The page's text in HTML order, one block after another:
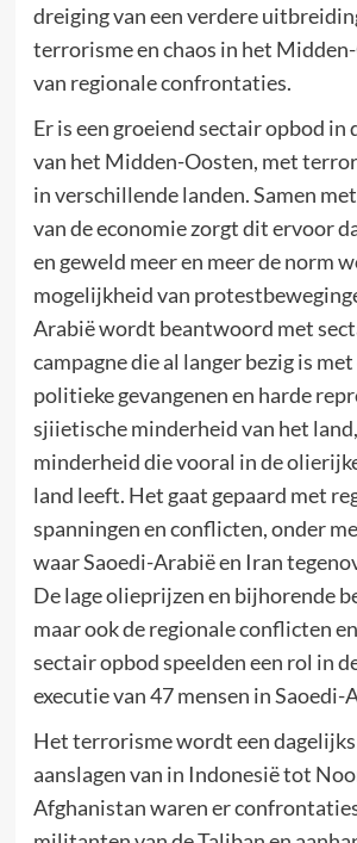
dreiging van een verdere
terrorisme en chaos in het
van regionale confrontaties.
Er is een groeiend sectair opbod in
van het Midden-Oosten, met
in verschillende landen. Samen
van de economie zorgt dit ervoor
en geweld meer en meer de norm
mogelijkheid van
Arabië wordt beantwoord met
campagne die al langer bezig is
politieke gevangenen en harde
sjiietische minderheid van het
minderheid die vooral in de
land leeft. Het gaat gepaard met
spanningen en conflicten, onder
waar Saoedi-Arabië en Iran
De lage olieprijzen en bijhorende
maar ook de regionale conflicten
sectair opbod speelden een rol in
executie van 47 mensen in Saoedi-
Het terrorisme wordt een dagelijks
aanslagen van in Indonesië tot
Afghanistan waren er